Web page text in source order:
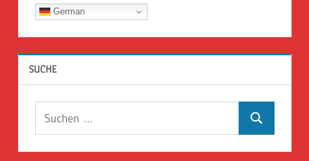
German
SUCHE
Suchen